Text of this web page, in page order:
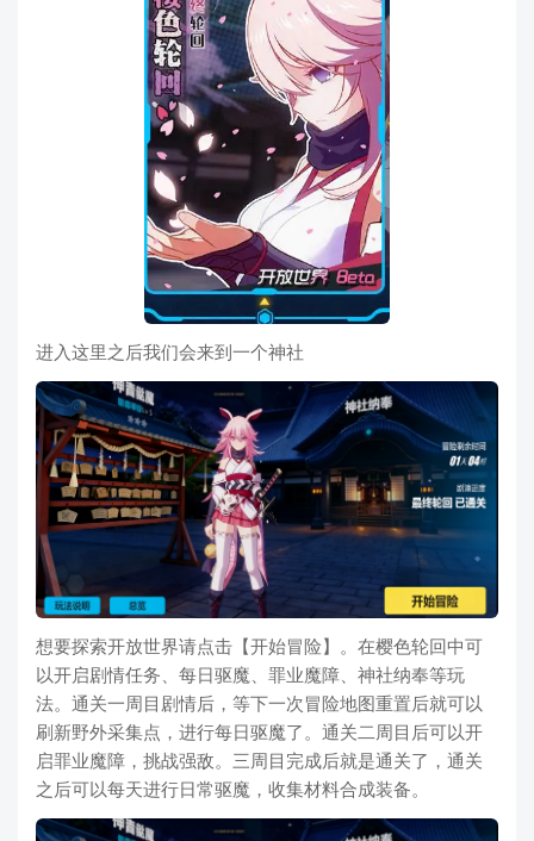
进入这里之后我们会来到一个神社
想要探索开放世界请点击【开始冒险】。在樱色轮回中可
以开启剧情任务、每日驱魔、罪业魔障、神社纳奉等玩
法。通关一周目剧情后，等下一次冒险地图重置后就可以
刷新野外采集点，进行每日驱魔了。通关二周目后可以开
启罪业魔障，挑战强敌。三周目完成后就是通关了，通关
之后可以每天进行日常驱魔，收集材料合成装备。